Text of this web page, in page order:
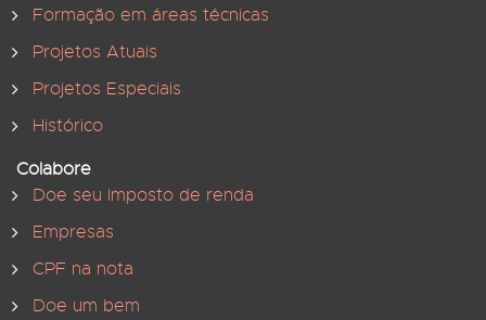
Formação em áreas técnicas
Projetos Atuais
Projetos Especiais
Histórico
Colabore
Doe seu Imposto de renda
Empresas
CPF na nota
Doe um bem